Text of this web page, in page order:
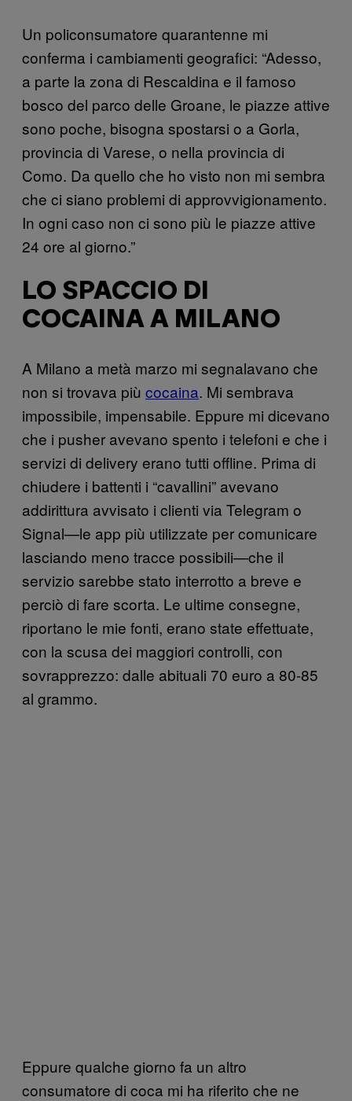
Un policonsumatore quarantenne mi
conferma i cambiamenti geografici: “Adesso,
a parte la zona di Rescaldina e il famoso
bosco del parco delle Groane, le piazze attive
sono poche, bisogna spostarsi o a Gorla,
provincia di Varese, o nella provincia di
Como. Da quello che ho visto non mi sembra
che ci siano problemi di approvvigionamento.
In ogni caso non ci sono più le piazze attive
24 ore al giorno.”
LO SPACCIO DI
COCAINA A MILANO
A Milano a metà marzo mi segnalavano che
non si trovava più cocaina. Mi sembrava
impossibile, impensabile. Eppure mi dicevano
che i pusher avevano spento i telefoni e che i
servizi di delivery erano tutti offline. Prima di
chiudere i battenti i “cavallini” avevano
addirittura avvisato i clienti via Telegram o
Signal—le app più utilizzate per comunicare
lasciando meno tracce possibili—che il
servizio sarebbe stato interrotto a breve e
perciò di fare scorta. Le ultime consegne,
riportano le mie fonti, erano state effettuate,
con la scusa dei maggiori controlli, con
sovrapprezzo: dalle abituali 70 euro a 80-85
al grammo.
Eppure qualche giorno fa un altro
consumatore di coca mi ha riferito che ne